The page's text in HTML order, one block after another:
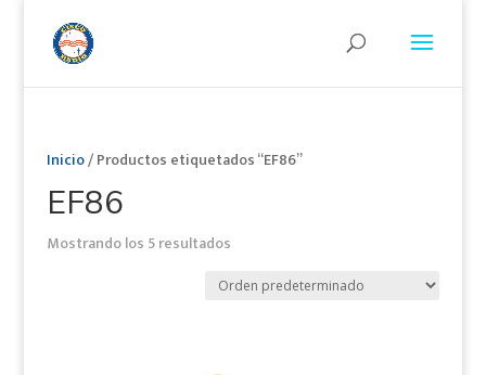
Inicio/ Productos etiquetados “EF86”
EF86
Mostrando los 5 resultados